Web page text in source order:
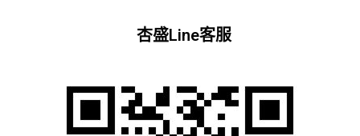
杏盛Line客服